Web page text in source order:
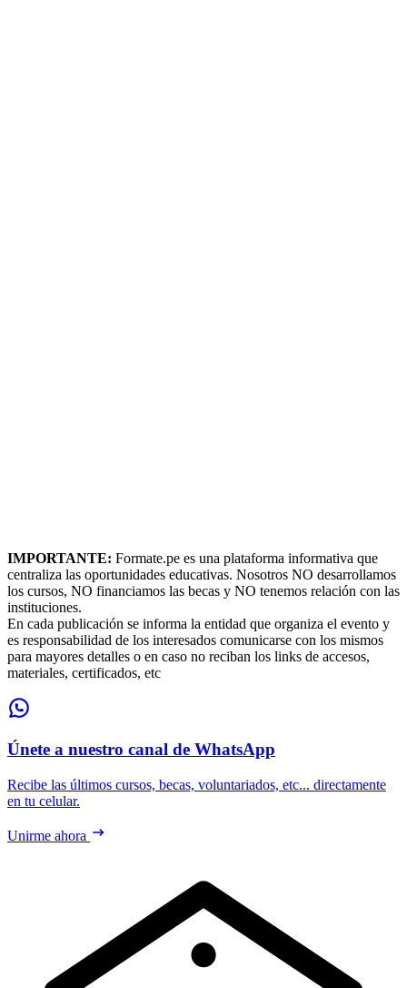
IMPORTANTE: Formate.pe es una plataforma informativa que
centraliza las oportunidades educativas. Nosotros NO desarrollamos
los cursos, NO financiamos las becas y NO tenemos relación con las
instituciones.
En cada publicación se informa la entidad que organiza el evento y
es responsabilidad de los interesados comunicarse con los mismos
para mayores detalles o en caso no reciban los links de accesos,
materiales, certificados, etc
Únete a nuestro canal de WhatsApp
Recibe las últimos cursos, becas, voluntariados, etc... directamente
en tu celular.
Unirme ahora